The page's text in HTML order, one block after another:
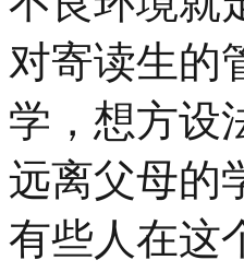
对寄读生的
学，想方设
远离父母的
有些人在这